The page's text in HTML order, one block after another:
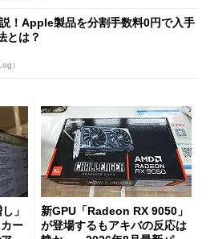
！Apple製品を分割手数料0円で入手
とは？
）
」
ー
新GPU「Radeon RX 9050」
が登場するもアキバの反応は